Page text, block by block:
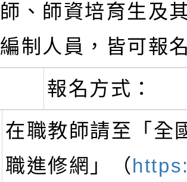
師、師資培育生及
編制人員，皆可報
報名方式：
在職教師請至「全
職進修網」（